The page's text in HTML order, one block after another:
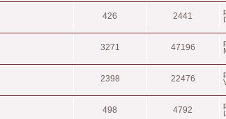
426 2441
3271 47196
2398 22476
498 4792